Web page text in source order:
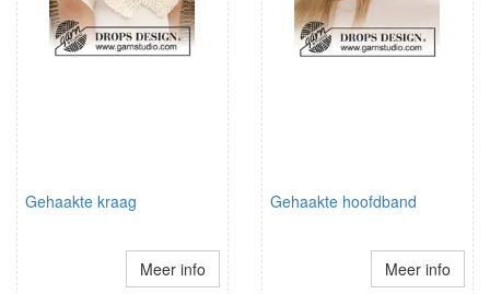
Gehaakte kraag
Meer info
Gehaakte hoofdband
Meer info